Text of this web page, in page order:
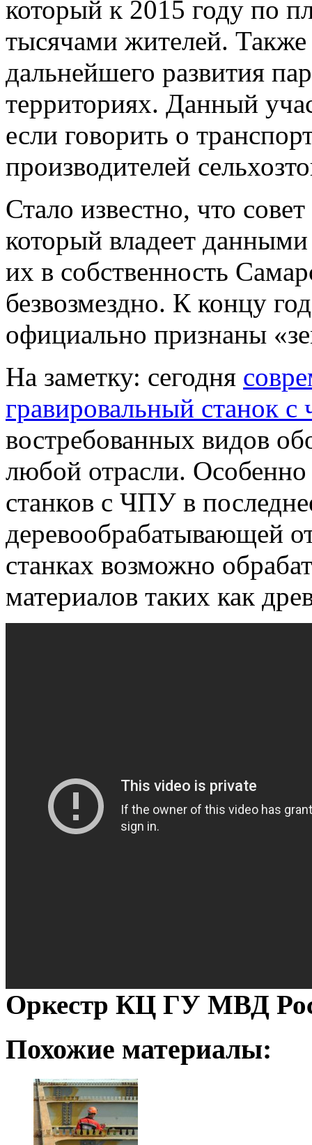
который к 2015 году по
тысячами жителей. Также
дальнейшего развития
территориях. Данный
если говорить о
производителей
Стало известно, что
который владеет
их в собственность
безвозмездно. К концу
официально признаны
На заметку: сегодня
гравировальный станок с
востребованных видов
любой отрасли.
станков с ЧПУ в
деревообрабатывающей
станках возможно
материалов таких как
Оркестр КЦ ГУ МВД
Похожие материалы: